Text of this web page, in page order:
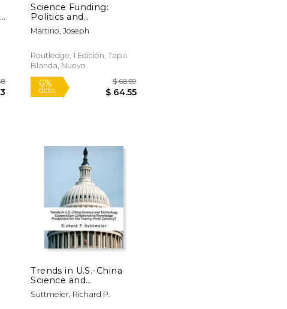
$ 130.43
Science Funding:
Politics and
Porkbarrel (en Inglés)
Martino, Joseph
Routledge, 1 Edición, Tapa
Blanda, Nuevo
Trends in U.S.-China
Science and
Technology
Cooperation:
Suttmeier, Richard P.